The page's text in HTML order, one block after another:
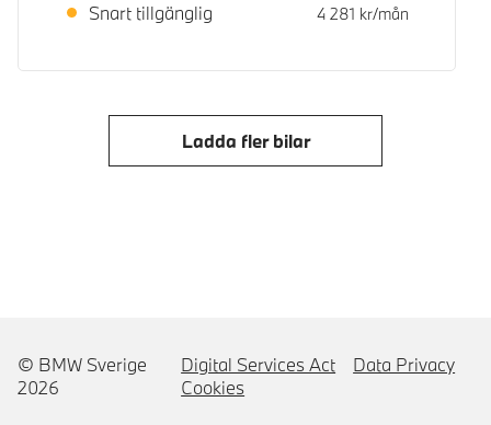
Snart tillgänglig
4 281 kr/mån
Ladda fler bilar
© BMW Sverige
2026
Digital Services Act
Data Privacy
Cookies